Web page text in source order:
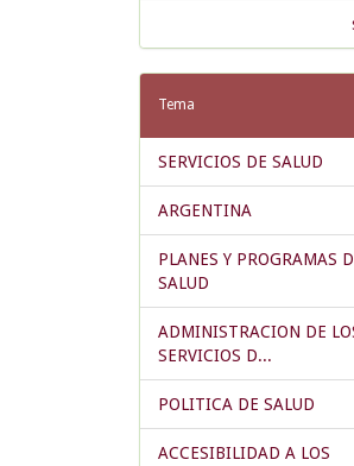
Tema
SERVICIOS DE SALUD
ARGENTINA
PLANES Y PROGRAMAS
SALUD
ADMINISTRACION DE
SERVICIOS D...
POLITICA DE SALUD
ACCESIBILIDAD A LOS